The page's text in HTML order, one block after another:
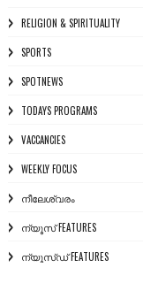
RELIGION & SPIRITUALITY
SPORTS
SPOTNEWS
TODAYS PROGRAMS
VACCANCIES
WEEKLY FOCUS
നീലേശ്വരം
ന്യൂസ് FEATURES
ന്യൂസ്ഡ് FEATURES